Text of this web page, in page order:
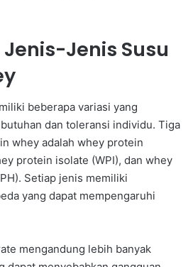
Jenis Susu
beberapa variasi yang
dan toleransi individu. Tiga
whey adalah whey protein
protein isolate (WPI), dan whey
Setiap jenis memiliki
yang dapat mempengaruhi
mengandung lebih banyak